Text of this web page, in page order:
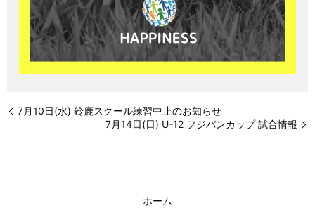
7月10日(水) 鈴鹿スクール練習中止のお知らせ
7月14日(日) U-12 フジパンカップ 試合情報
ホーム